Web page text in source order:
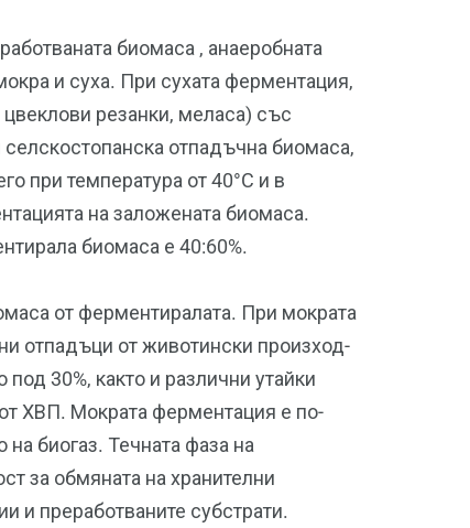
биомаса , анаеробната
и суха. При сухата ферментация,
резанки, меласа) със
отпадъчна биомаса,
при температура от 40°C и в
на заложената биомаса.
биомаса е 40:60%.
от ферментиралата. При мократа
отпадъци от животински произход-
30%, както и различни утайки
ХВП. Мократа ферментация е по-
на биогаз. Течната фаза на
за обмяната на хранителни
и преработваните субстрати.